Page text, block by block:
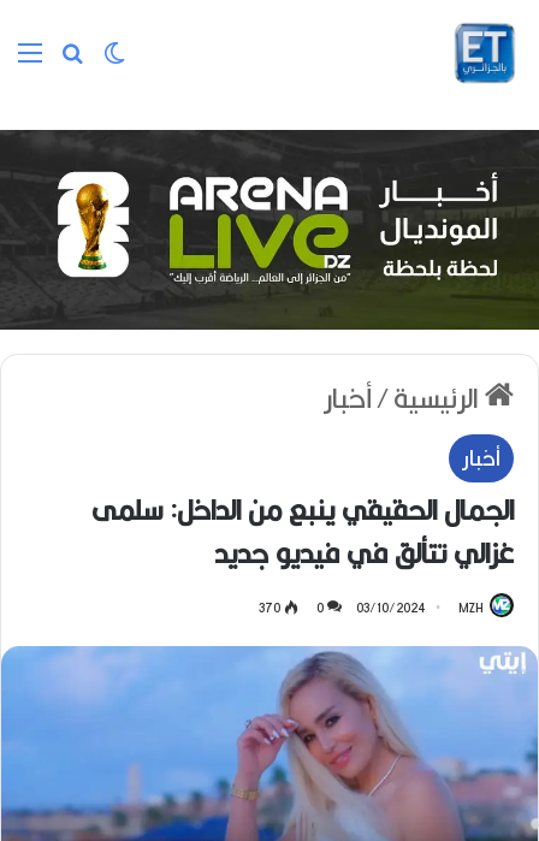
بحث عن
الوضع المظلم
الرئيسية/أخبار
أخبار
الجمال الحقيقي ينبع من الداخل: سلمى
غزالي تتألق في فيديو جديد
MZH
03/10/2024
0
370